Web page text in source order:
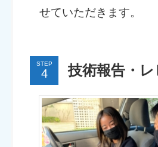
せていただきます。
STEP 技術報告・